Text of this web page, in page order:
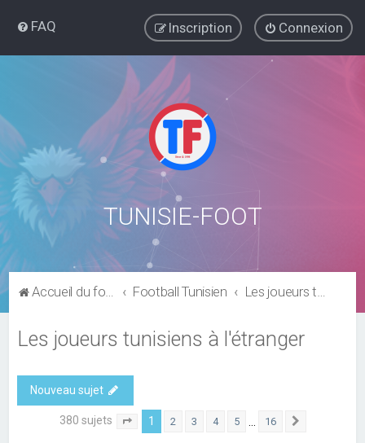
FAQ Connexion
Inscription
TUNISIE-FOOT
Accueil du forum Football Tunisien Les joueurs tunisiens à l'étranger
Les joueurs tunisiens à l'étranger
Nouveau sujet
380 sujets Page sur 16
1 2 3 4 5 16